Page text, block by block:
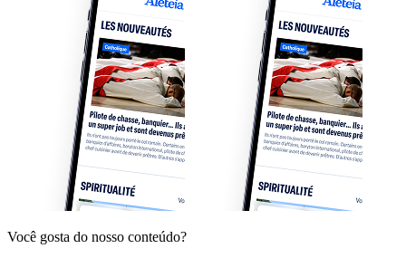
Você gosta do nosso conteúdo?